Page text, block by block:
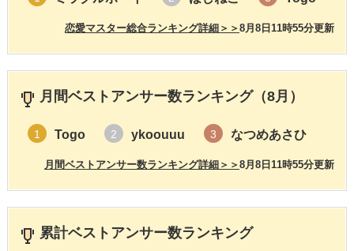
8月8日11時55分更新
恋愛マスター総合ランキング詳細＞＞
月間ベストアンサー数ランキング（8月）
1 Togo 2 ykoouuu 3 なつめあさひ
8月8日11時55分更新
月間ベストアンサー数ランキング詳細＞＞
累計ベストアンサー数ランキング